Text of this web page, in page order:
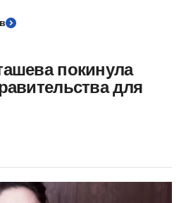
покинула
для